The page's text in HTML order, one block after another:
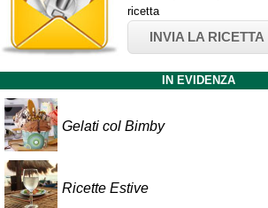
ricetta
INVIA LA RICETTA
IN EVIDENZA
Gelati col Bimby
Ricette Estive